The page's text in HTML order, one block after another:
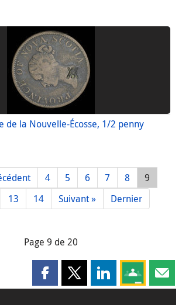
de la Nouvelle-Écosse, 1/2 penny
4 5 6 7 8
9
13 14 Suivant » Dernier
Page 9 de 20
Partager cette page sur
Partager cette page sur X
Partager cette
Partagez